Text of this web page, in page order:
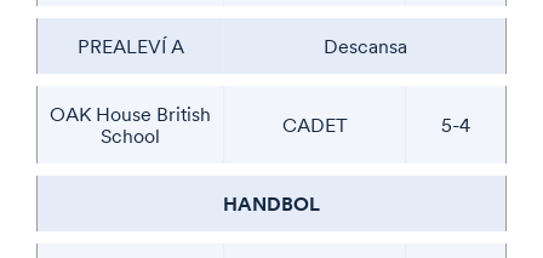
PREALEVÍ A Descansa
OAK House British
School
CADET 5-4
HANDBOL